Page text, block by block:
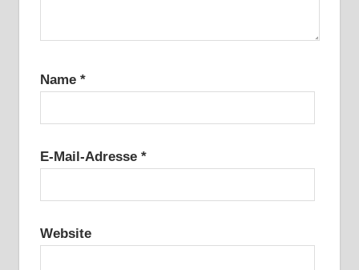
Name *
E-Mail-Adresse *
Website